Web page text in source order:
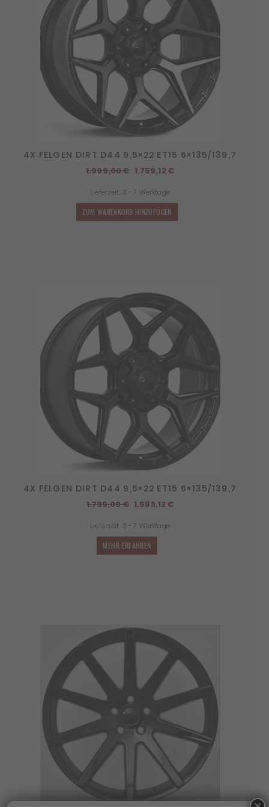
4X FELGEN DIRT D44 9,5×22 ET15 6×135/139,7
1.999,00€ Ursprünglicher
war:
1.999,00 €
1.759,12 €Aktueller
Lieferzeit: 3 - 7 Werktage
ZUM WARENKORB HINZUFÜGEN
4X FELGEN DIRT D44 9,5×22 ET15 6×135/139,7
1.799,00€ Ursprünglicher
war:
1.799,00 €
1.583,12€Aktueller
Lieferzeit: 3 - 7 Werktage
MEHR ERFAHREN